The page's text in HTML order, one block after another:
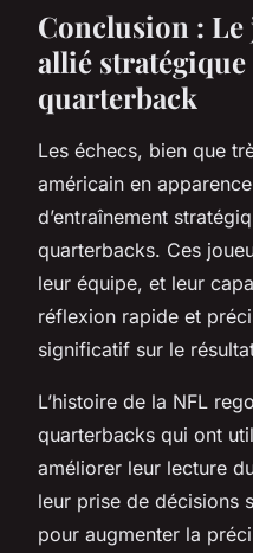
Conclusion : Le
allié
quarterback
Les échecs, bien que
américain en
d’entraînement
quarterbacks. Ces
leur équipe, et leur
réflexion rapide et
significatif sur le
L’histoire de la NFL
quarterbacks qui ont
améliorer leur lecture
leur prise de décisions
pour augmenter la